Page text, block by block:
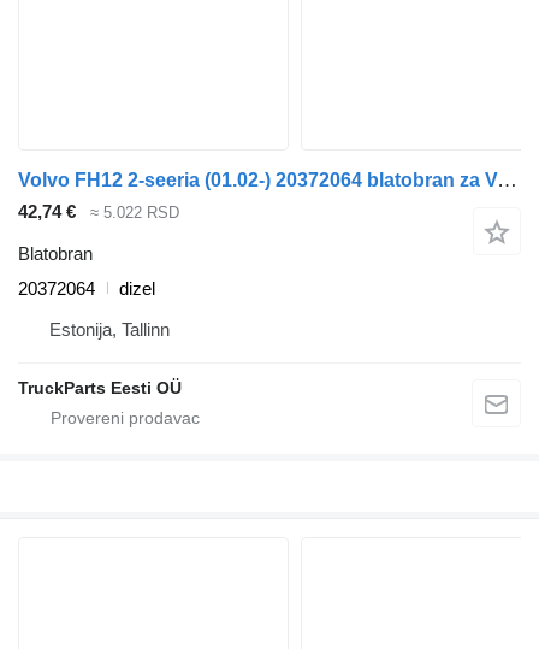
Volvo FH12 2-seeria (01.02-) 20372064 blatobran za Volvo FH12, FH16, NH12, FH, VNL780 (1993-2014) tegljača
42,74 € ≈ 5.022 RSD
Blatobran
20372064
dizel
Estonija, Tallinn
TruckParts Eesti OÜ